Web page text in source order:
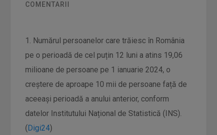
COMENTARII
1. Numărul persoanelor care trăiesc în România
pe o perioadă de cel puțin 12 luni a atins 19,06
milioane de persoane pe 1 ianuarie 2024, o
creștere de aproape 10 mii de persoane față de
aceeași perioadă a anului anterior, conform
datelor Institutului Național de Statistică (INS).
(Digi24)